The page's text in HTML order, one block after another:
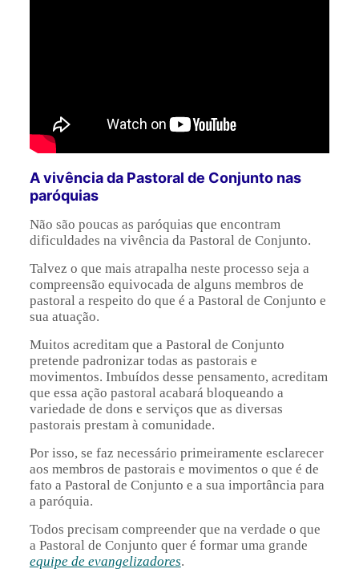
A vivência da Pastoral de Conjunto nas
paróquias
Não são poucas as paróquias que encontram
dificuldades na vivência da Pastoral de Conjunto.
Talvez o que mais atrapalha neste processo seja a
compreensão equivocada de alguns membros de
pastoral a respeito do que é a Pastoral de Conjunto e
sua atuação.
Muitos acreditam que a Pastoral de Conjunto
pretende padronizar todas as pastorais e
movimentos. Imbuídos desse pensamento, acreditam
que essa ação pastoral acabará bloqueando a
variedade de dons e serviços que as diversas
pastorais prestam à comunidade.
Por isso, se faz necessário primeiramente esclarecer
aos membros de pastorais e movimentos o que é de
fato a Pastoral de Conjunto e a sua importância para
a paróquia.
Todos precisam compreender que na verdade o que
a Pastoral de Conjunto quer é formar uma grande
equipe de evangelizadores.